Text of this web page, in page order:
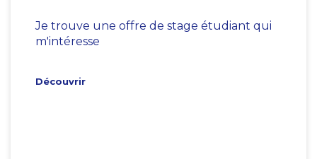
Je trouve une offre de stage étudiant qui
m'intéresse
Découvrir